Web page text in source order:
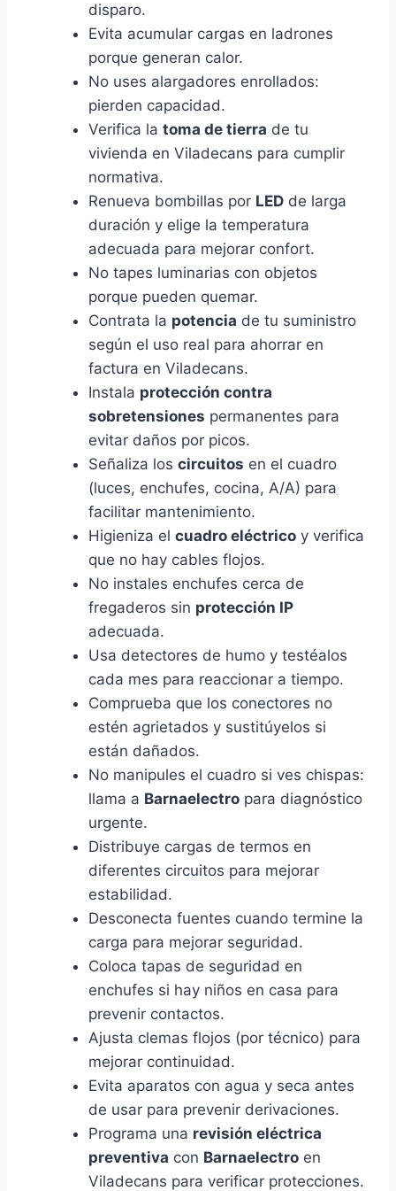
disparo.
Evita acumular cargas en ladrones
porque generan calor.
No uses alargadores enrollados:
pierden capacidad.
Verifica la toma de tierra de tu
vivienda en Viladecans para cumplir
normativa.
Renueva bombillas por LED de larga
duración y elige la temperatura
adecuada para mejorar confort.
No tapes luminarias con objetos
porque pueden quemar.
Contrata la potencia de tu suministro
según el uso real para ahorrar en
factura en Viladecans.
Instala protección contra
sobretensiones permanentes para
evitar daños por picos.
Señaliza los circuitos en el cuadro
(luces, enchufes, cocina, A/A) para
facilitar mantenimiento.
Higieniza el cuadro eléctrico y verifica
que no hay cables flojos.
No instales enchufes cerca de
fregaderos sin protección IP
adecuada.
Usa detectores de humo y testéalos
cada mes para reaccionar a tiempo.
Comprueba que los conectores no
estén agrietados y sustitúyelos si
están dañados.
No manipules el cuadro si ves chispas:
llama a Barnaelectro para diagnóstico
urgente.
Distribuye cargas de termos en
diferentes circuitos para mejorar
estabilidad.
Desconecta fuentes cuando termine la
carga para mejorar seguridad.
Coloca tapas de seguridad en
enchufes si hay niños en casa para
prevenir contactos.
Ajusta clemas flojos (por técnico) para
mejorar continuidad.
Evita aparatos con agua y seca antes
de usar para prevenir derivaciones.
Programa una revisión eléctrica
preventiva con Barnaelectro en
Viladecans para verificar protecciones.